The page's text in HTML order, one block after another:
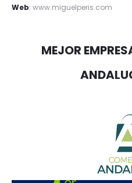
Web: www.miguelperis.com
MEJOR